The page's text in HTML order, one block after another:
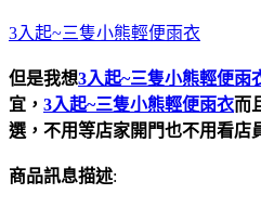
3入起~三隻小熊輕便雨衣
但是我想3入起~三隻小熊輕便雨
宜， 3入起~三隻小熊輕便雨衣而
選，不用等店家開門也不用看店
商品訊息描述: